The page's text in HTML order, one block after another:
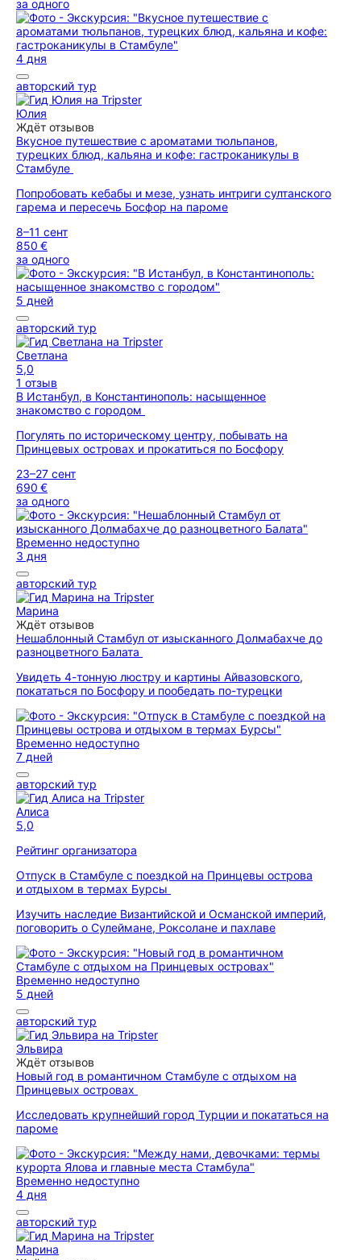
за одного
4 дня
авторский тур
Юлия
Ждёт отзывов
Вкусное путешествие с ароматами тюльпанов,
турецких блюд, кальяна и кофе: гастроканикулы в
Стамбуле
Попробовать кебабы и мезе, узнать интриги султанского
гарема и пересечь Босфор на пароме
8–11 сент
850 €
за одного
5 дней
авторский тур
Светлана
5,0
1 отзыв
В Истанбул, в Константинополь: насыщенное
знакомство с городом
Погулять по историческому центру, побывать на
Принцевых островах и прокатиться по Босфору
23–27 сент
690 €
за одного
Временно недоступно
3 дня
авторский тур
Марина
Ждёт отзывов
Нешаблонный Стамбул от изысканного Долмабахче до
разноцветного Балата
Увидеть 4-тонную люстру и картины Айвазовского,
покататься по Босфору и пообедать по-турецки
Временно недоступно
7 дней
авторский тур
Алиса
5,0
Рейтинг организатора
Отпуск в Стамбуле с поездкой на Принцевы острова
и отдыхом в термах Бурсы
Изучить наследие Византийской и Османской империй,
поговорить о Сулеймане, Роксолане и пахлаве
Временно недоступно
5 дней
авторский тур
Эльвира
Ждёт отзывов
Новый год в романтичном Стамбуле с отдыхом на
Принцевых островах
Исследовать крупнейший город Турции и покататься на
пароме
Временно недоступно
4 дня
авторский тур
Марина